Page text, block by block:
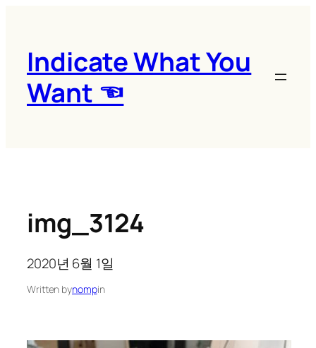
Indicate What You
Want ☜
img_3124
2020년 6월 1일
Written bynompin